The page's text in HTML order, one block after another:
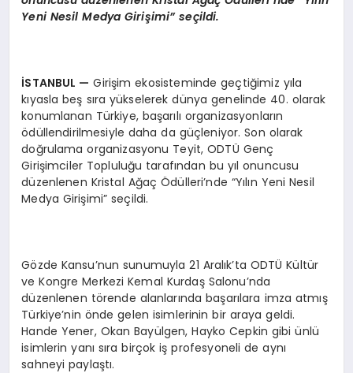
Yeni Nesil Medya Girişimi”seçildi.
İSTANBUL — Girişim ekosisteminde geçtiğimiz yıla
kıyasla beş sıra yükselerek dünya genelinde 40. olarak
konumlanan Türkiye, başarılı organizasyonların
ödüllendirilmesiyle daha da güçleniyor. Son olarak
doğrulama organizasyonu Teyit, ODTÜ Genç
Girişimciler Topluluğu tarafından bu yıl onuncusu
düzenlenen Kristal Ağaç Ödülleri’nde “Yılın Yeni Nesil
Medya Girişimi” seçildi.
Gözde Kansu’nun sunumuyla 21 Aralık’ta ODTÜ Kültür
ve Kongre Merkezi Kemal Kurdaş Salonu’nda
düzenlenen törende alanlarında başarılara imza atmış
Türkiye’nin önde gelen isimlerinin bir araya geldi.
Hande Yener, Okan Bayülgen, Hayko Cepkin gibi ünlü
isimlerin yanı sıra birçok iş profesyoneli de aynı
sahneyi paylaştı.